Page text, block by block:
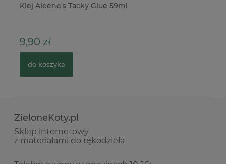
Klej Aleene's Tacky Glue 59ml
9,90 zł
do koszyka
ZieloneKoty.pl
Sklep internetowy
z materiałami do rękodzieła